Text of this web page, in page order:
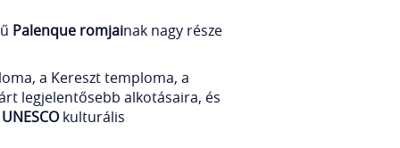
Palenque romjainak nagy része
a Kereszt temploma, a
legjelentősebb alkotásaira, és
UNESCOkulturális